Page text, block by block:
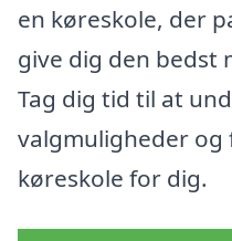
en køreskole, der
give dig den bedst
Tag dig tid til at
valgmuligheder
køreskole for dig.